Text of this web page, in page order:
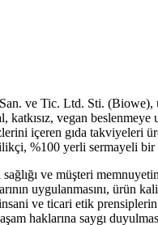
ve Tic. Ltd. Sti. (Biowe),
katkısız, vegan
içeren gıda takviyeleri
%100 yerli sermayeli
ve müşteri
uygulanmasını, ürün
ve ticari etik prensiplerin
haklarına saygı